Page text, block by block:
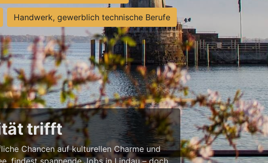
Handwerk, gewerblich technische Berufe
trifft
Chancen auf kulturellen Charme und